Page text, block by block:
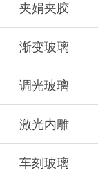
夹娟夹胶
渐变玻璃
调光玻璃
激光内雕
车刻玻璃